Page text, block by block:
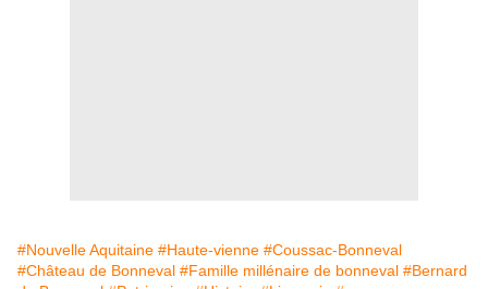
#Nouvelle Aquitaine #Haute-vienne #Coussac-Bonneval
#Château de Bonneval #Famille millénaire de bonneval #Bernard